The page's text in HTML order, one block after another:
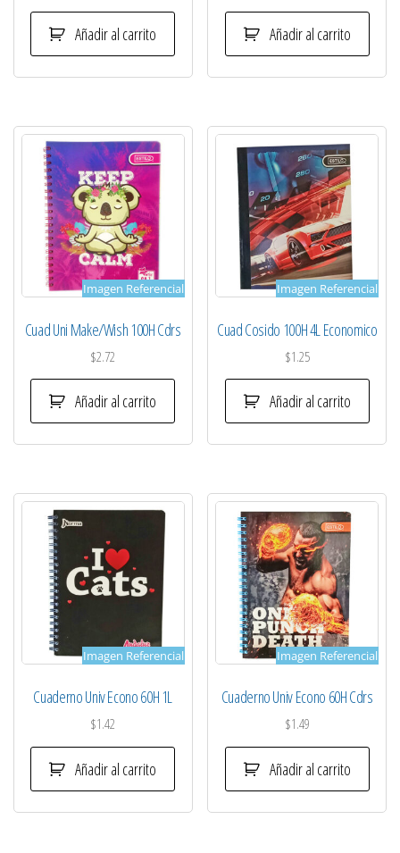
Añadir al carrito Añadir al carrito
Imagen Referencial
Cuad Uni Make/Wish 100H Cdrs
$2.72
Añadir al carrito
Imagen Referencial
Cuad Cosido 100H 4L Economico
$1.25
Añadir al carrito
Imagen Referencial
Cuaderno Univ Econo 60H 1L
$1.42
Añadir al carrito
Imagen Referencial
Cuaderno Univ Econo 60H Cdrs
$1.49
Añadir al carrito